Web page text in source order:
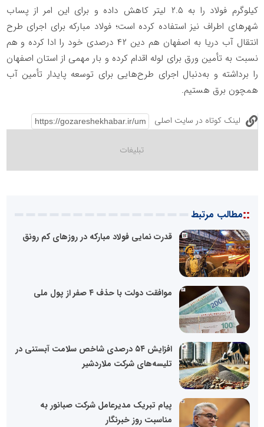
کیلوگرم فولاد را به ۲.۵ لیتر کاهش داده و برای این امر از پساب
شهرهای اطراف نیز استفاده کرده است؛ فولاد مبارکه برای اجرای طرح
انتقال آب دریا به اصفهان هم دین ۴۲ درصدی خود را ادا کرده و هم
نسبت به تأمین ورق برای لوله اقدام کرده و بار مهمی از استان اصفهان
را برداشته و به‌دنبال اجرای طرح‌هایی برای توسعه پایدار تأمین آب
همچون برق هستیم.
لینک کوتاه در سایت اصلی
::مطالب مرتبط
قدرت نمایی فولاد مبارکه در روزهای کم رونق
موافقت دولت با حذف ۴ صفر از پول ملی
افزایش ۵۴ درصدی شاخص سلامت آبستنی در
تلیسه‌‌های شرکت ملاردشیر
پیام تبریک مدیرعامل شرکت صبانور به
مناسبت روز خبرنگار